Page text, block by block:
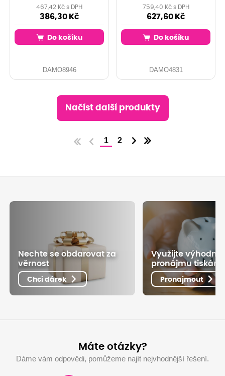
467,42 Kč s DPH
386,30 Kč
Do košíku
DAMO8946
759,40 Kč s DPH
627,60 Kč
Do košíku
DAMO4831
Načíst další produkty
1 2
Nechte se obdarovat za
věrnost
Chci dárek
Využijte
pronájmu
Pronajmout
Máte otázky?
Dáme vám odpovědi, pomůžeme najít nejvhodnější řešení.